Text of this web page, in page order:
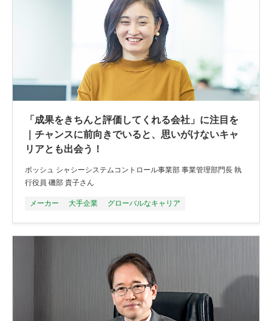
「成果をきちんと評価してくれる会社」に注目を
｜チャンスに前向きでいると、思いがけないキャ
リアとも出会う！
ボッシュ シャシーシステムコントロール事業部 事業管理部門長 執
行役員 磯部 貴子さん
メーカー 大手企業 グローバルなキャリア